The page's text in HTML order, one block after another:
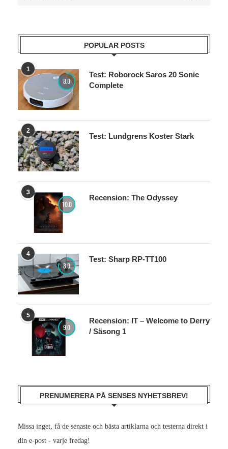
POPULAR POSTS
1
8.0
Test: Roborock Saros 20 Sonic
Complete
2
Test: Lundgrens Koster Stark
3
10.0
Recension: The Odyssey
4
8.0
Test: Sharp RP-TT100
5
9.0
Recension: IT – Welcome to Derry
/ Säsong 1
PRENUMERERA PÅ SENSES NYHETSBREV!
Missa inget, få de senaste och bästa artiklarna och testerna direkt i
din e-post - varje fredag!